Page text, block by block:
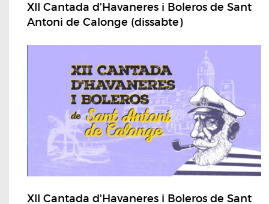
XII Cantada d'Havaneres i Boleros de Sant
Antoni de Calonge (dissabte)
XII Cantada d'Havaneres i Boleros de Sant